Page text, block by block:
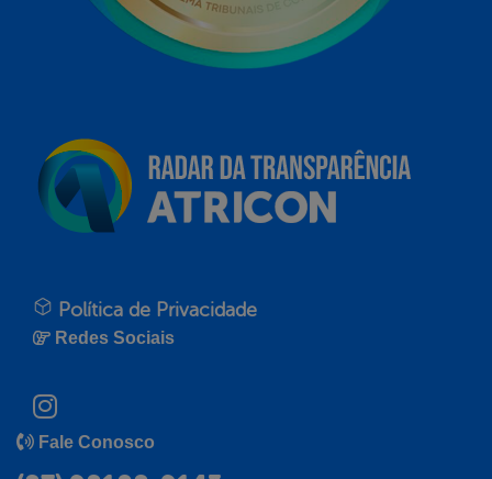
Política de Privacidade
Redes Sociais
Fale Conosco